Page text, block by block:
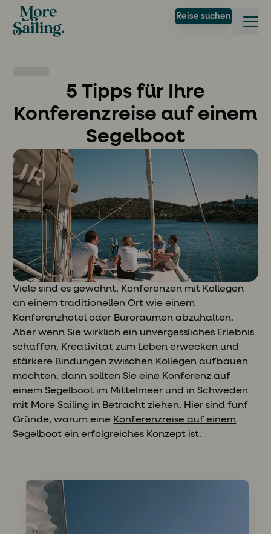
Reise suchen
5 Tipps für Ihre
Konferenzreise auf einem
Segelboot
Viele sind es gewohnt, Konferenzen mit Kollegen
an einem traditionellen Ort wie einem
Konferenzhotel oder Büroräumen abzuhalten.
Aber wenn Sie wirklich ein unvergessliches Erlebnis
schaffen, Kreativität zum Leben erwecken und
stärkere Bindungen zwischen Kollegen aufbauen
möchten, dann sollten Sie eine Konferenz auf
einem Segelboot im Mittelmeer und in Schweden
mit More Sailing in Betracht ziehen. Hier sind fünf
Gründe, warum eine Konferenzreise auf einem
Segelboot ein erfolgreiches Konzept ist.